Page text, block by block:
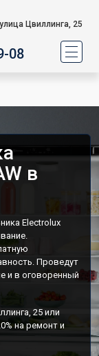
улица Цвиллинга, 25
08
в
Electrolux
Проведут
и в оговоренный
25 или
на ремонт и